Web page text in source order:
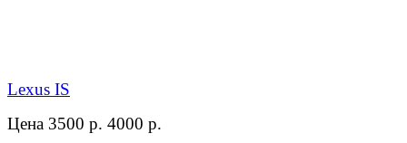
Lexus IS
Цена 3500 р. 4000 р.